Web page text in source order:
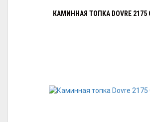
КАМИННАЯ ТОПКА DOVRE 2175